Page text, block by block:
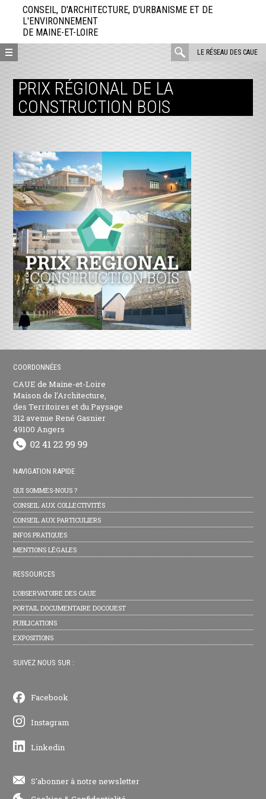
directement
contenu
CONSEIL, D'ARCHITECTURE, D'URBANISME ET DE
L'ENVIRONNEMENT
DE MAINE-ET-LOIRE
LE RÉSEAU DES CAUE
rechercher
PRIX RÉGIONAL DE LA
CONSTRUCTION BOIS
COORDONNÉES
CAUE de Maine-et-Loire
Maison de l’Architecture,
des Territoires et du Paysage
312 avenue René Gasnier
49100 Angers
NAVIGATION RAPIDE
QUI SOMMES-NOUS ?
CONSEIL AUX COLLECTIVITÉS
CONSEIL AUX PARTICULIERS
INFOS PRATIQUES
MENTIONS LÉGALES
RESSOURCES
L’OBSERVATOIRE DES CAUE
PORTAIL DOCUMENTAIRE DOCOUEST
PUBLICATIONS
EXPOSITIONS
SUIVEZ NOUS SUR :
Facebook
Instagram
Linkedin
S'abonner à notre newsletter